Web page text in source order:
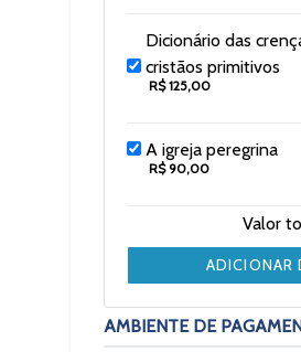
Dicionário das
cristãos primitivos
R$ 125,00
A igreja peregrina
R$ 90,00
Valor
ADICIONAR
AMBIENTE DE